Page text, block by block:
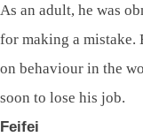
As an adult, he was
for making a mistake.
on behaviour in the
soon to lose his job.
Feifei